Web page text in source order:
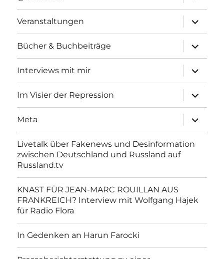
anzeigen
Veranstaltungen
anzeigen
Bücher & Buchbeiträge
anzeigen
Interviews mit mir
anzeigen
Im Visier der Repression
anzeigen
Meta
anzeigen
Livetalk über Fakenews und Desinformation
zwischen Deutschland und Russland auf
Russland.tv
KNAST FÜR JEAN-MARC ROUILLAN AUS
FRANKREICH? Interview mit Wolfgang Hajek
für Radio Flora
In Gedenken an Harun Farocki